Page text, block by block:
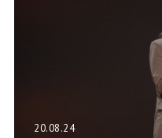
20.08.24